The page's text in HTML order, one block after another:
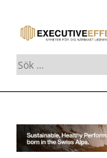
Sök
efter:
content